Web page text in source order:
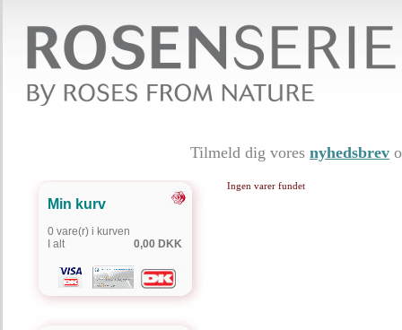
Tilmeld dig vores nyhedsbrev
Min kurv
0 vare(r) i kurven
I alt
0,00 DKK
Ingen varer fundet